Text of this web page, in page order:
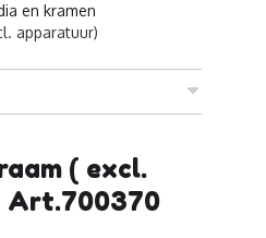
en kramen
apparatuur)
( excl.
Art.700370